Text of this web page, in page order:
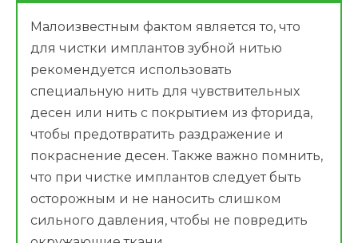
Малоизвестным фактом является то, что
для чистки имплантов зубной нитью
рекомендуется использовать
специальную нить для чувствительных
десен или нить с покрытием из фторида,
чтобы предотвратить раздражение и
покраснение десен. Также важно помнить,
что при чистке имплантов следует быть
осторожным и не наносить слишком
сильного давления, чтобы не повредить